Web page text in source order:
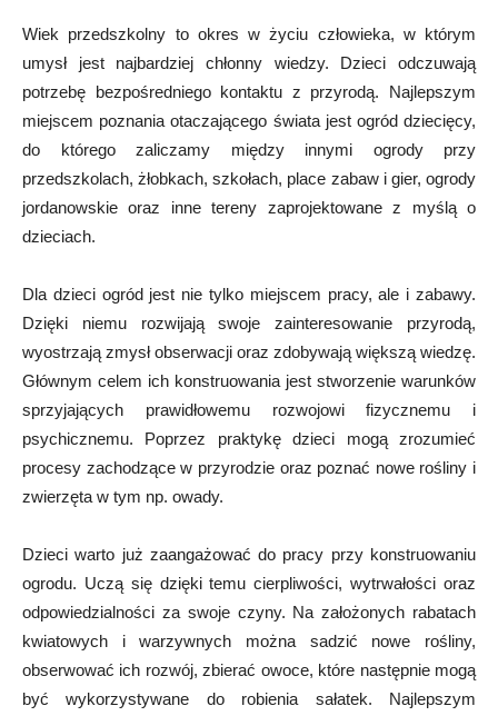
Wiek przedszkolny to okres w życiu człowieka, w którym
umysł jest najbardziej chłonny wiedzy. Dzieci odczuwają
potrzebę bezpośredniego kontaktu z przyrodą. Najlepszym
miejscem poznania otaczającego świata jest ogród dziecięcy,
do którego zaliczamy między innymi ogrody przy
przedszkolach, żłobkach, szkołach, place zabaw i gier, ogrody
jordanowskie oraz inne tereny zaprojektowane z myślą o
dzieciach.
Dla dzieci ogród jest nie tylko miejscem pracy, ale i zabawy.
Dzięki niemu rozwijają swoje zainteresowanie przyrodą,
wyostrzają zmysł obserwacji oraz zdobywają większą wiedzę.
Głównym celem ich konstruowania jest stworzenie warunków
sprzyjających prawidłowemu rozwojowi fizycznemu i
psychicznemu. Poprzez praktykę dzieci mogą zrozumieć
procesy zachodzące w przyrodzie oraz poznać nowe rośliny i
zwierzęta w tym np. owady.
Dzieci warto już zaangażować do pracy przy konstruowaniu
ogrodu. Uczą się dzięki temu cierpliwości, wytrwałości oraz
odpowiedzialności za swoje czyny. Na założonych rabatach
kwiatowych i warzywnych można sadzić nowe rośliny,
obserwować ich rozwój, zbierać owoce, które następnie mogą
być wykorzystywane do robienia sałatek. Najlepszym